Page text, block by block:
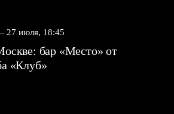
27 июля, 18:45
бар «Место» от
«Клуб»